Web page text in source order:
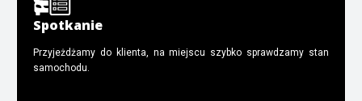
Spotkanie
Przyjeżdżamy do klienta, na miejscu szybko sprawdzamy stan
samochodu.